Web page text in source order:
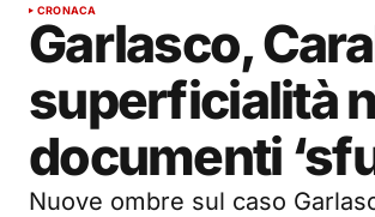
CRONACA
Garlasco,
superficialità
documenti
Nuove ombre sul caso